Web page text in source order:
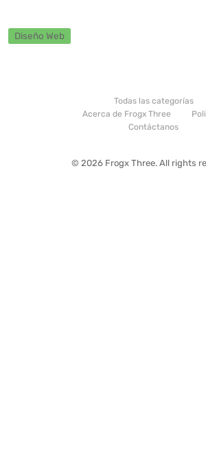
Diseño Web
Todas las categorías
Acerca de Frogx Three
Contáctanos
© 2026 Frogx Three. All rights